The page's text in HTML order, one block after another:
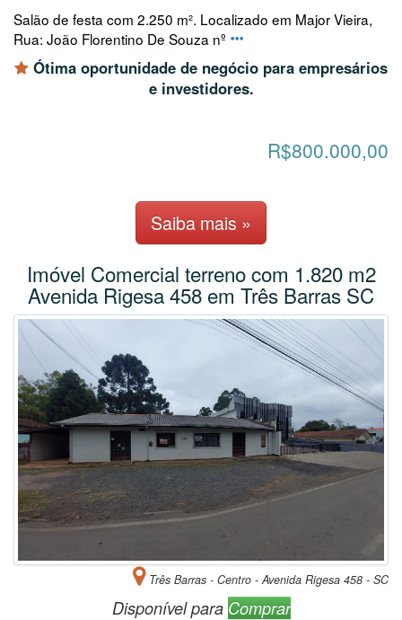
Salão de festa com 2.250 m². Localizado em Major Vieira,
Rua: João Florentino De Souza nº
Ótima oportunidade de negócio para empresários
e investidores.
R$800.000,00
Saiba mais »
Imóvel Comercial terreno com 1.820 m2
Avenida Rigesa 458 em Três Barras SC
Três Barras - Centro - Avenida Rigesa 458 - SC
Disponível para Comprar